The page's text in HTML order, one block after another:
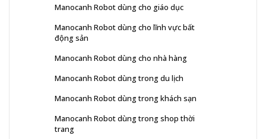
Manocanh Robot dùng cho giáo dục
Manocanh Robot dùng cho lĩnh vực bất
động sản
Manocanh Robot dùng cho nhà hàng
Manocanh Robot dùng trong du lịch
Manocanh Robot dùng trong khách sạn
Manocanh Robot dùng trong shop thời
trang